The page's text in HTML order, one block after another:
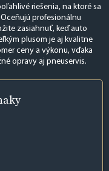
riešenia, na ktoré sa
profesionálnu
zasiahnuť, keď auto
plusom je aj kvalitne
ceny a výkonu, vďaka
opravy aj pneuservis.